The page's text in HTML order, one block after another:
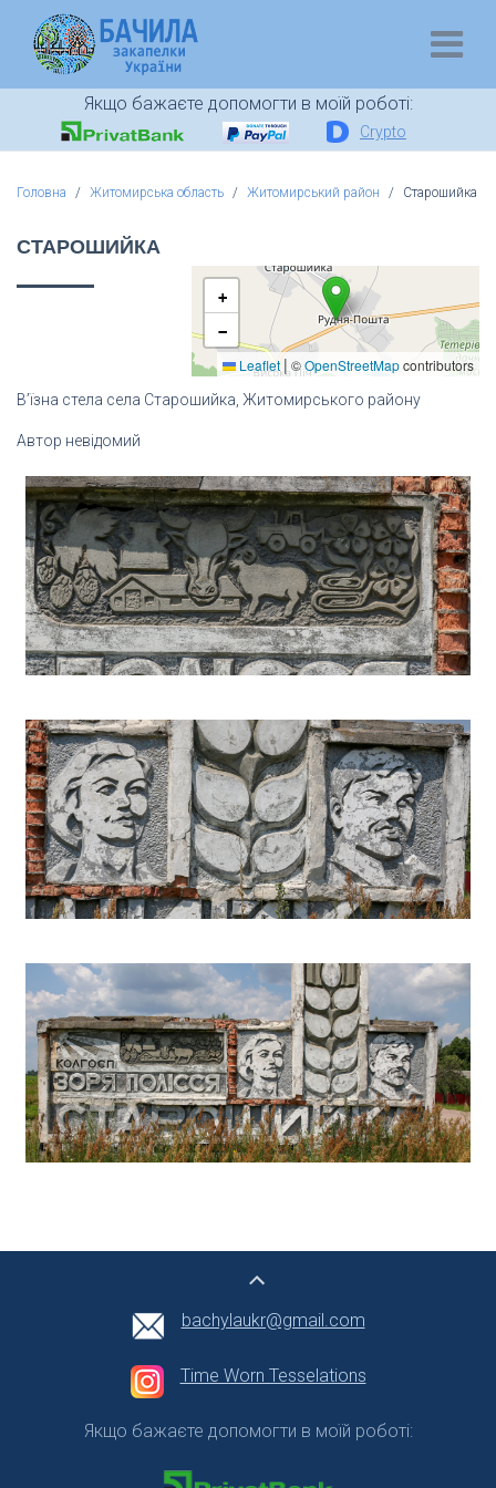
Якщо бажаєте допомогти в моїй роботі:
Crypto
Головна Житомирська область Житомирський район Старошийка
СТАРОШИЙКА
+
−
Leaflet | ©OpenStreetMapcontributors
В’їзна стела села Старошийка, Житомирського району
Автор невідомий
bachylaukr@gmail.com
Time Worn Tesselations
Якщо бажаєте допомогти в моїй роботі: